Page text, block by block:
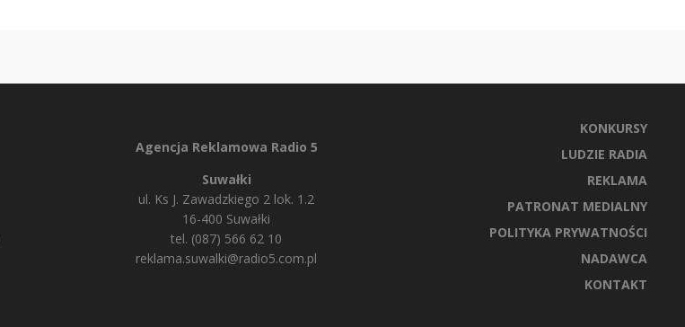
Agencja Reklamowa Radio 5
Suwałki
ul. Ks J. Zawadzkiego 2 lok. 1.2
16-400 Suwałki
tel. (087) 566 62 10
reklama.suwalki@radio5.com.pl
KONKURSY
LUDZIE RADIA
REKLAMA
PATRONAT MEDIALNY
POLITYKA PRYWATNOŚCI
NADAWCA
KONTAKT